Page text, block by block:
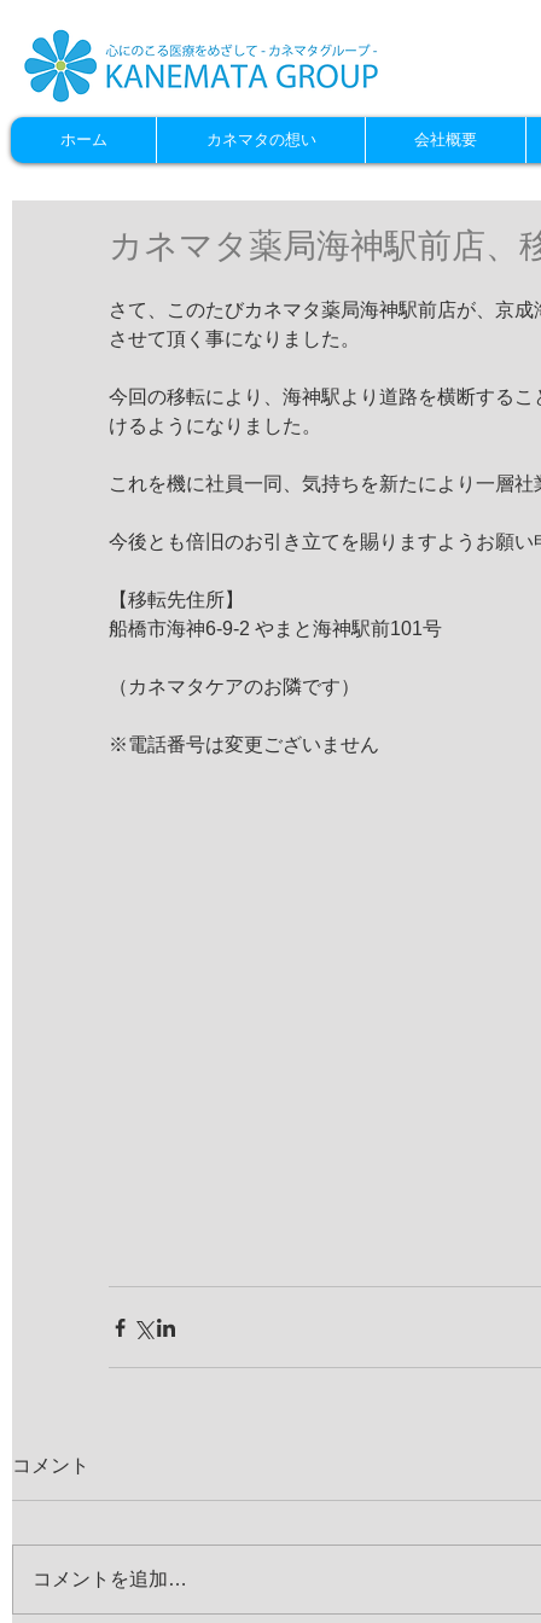
ホーム カネマタの想い 会社概要
カネマタ薬局海神駅前店、
さて、このたびカネマタ薬局海神駅前店が、京
させて頂く事になりました。
今回の移転により、海神駅より道路を横断する
けるようになりました。
これを機に社員一同、気持ちを新たにより一層
今後とも倍旧のお引き立てを賜りますようお願い
【移転先住所】
船橋市海神6-9-2 やまと海神駅前101号
（カネマタケアのお隣です）
※電話番号は変更ございません
コメント
コメントを追加…